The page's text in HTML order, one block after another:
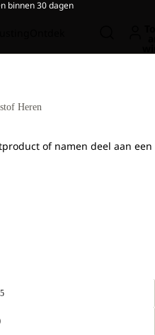
binnen 30 dagen
Heren
of namen deel aan een